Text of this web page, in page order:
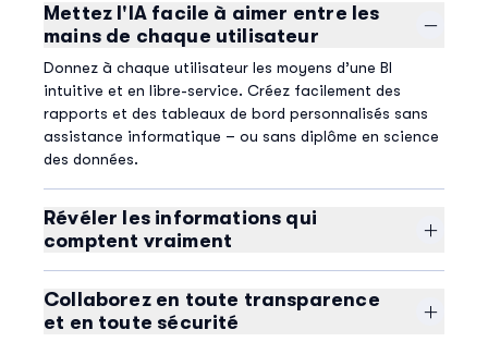
Mettez l'IA facile à aimer entre les
mains de chaque utilisateur
Donnez à chaque utilisateur les moyens d’une BI
intuitive et en libre-service. Créez facilement des
rapports et des tableaux de bord personnalisés sans
assistance informatique – ou sans diplôme en science
des données.
Révéler les informations qui
comptent vraiment
aberrantes et permet aux équipes d’analyser
rapidement les causes profondes.
Collaborez en toute transparence
et en toute sécurité